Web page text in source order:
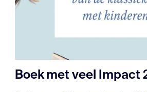
Boek met veel Impact